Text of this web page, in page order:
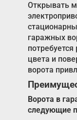
Открывать
гаражных
цвета и
ворота
Ворота в
следующие